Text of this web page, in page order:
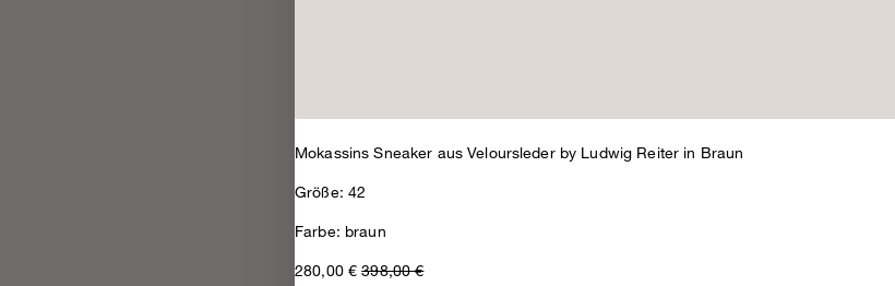
Mokassins Sneaker aus Veloursleder by Ludwig Reiter in Braun
Größe: 42
Farbe: braun
280,00 €398,00 €